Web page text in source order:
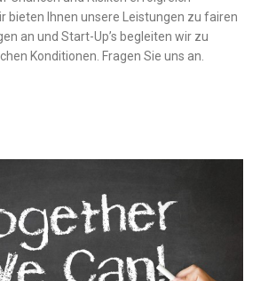
bieten Ihnen unsere Leistungen zu fairen
an und Start-Up’s begleiten wir zu
Konditionen. Fragen Sie uns an.